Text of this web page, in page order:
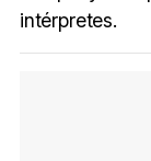
intérpretes.